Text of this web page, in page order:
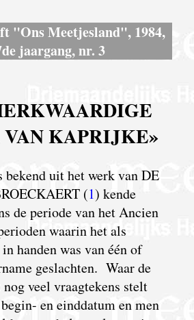
"Ons Meetjesland", 1984,
jaargang, nr. 3
KAPRIJKE»
bekend uit het werk van DE
(1) kende
de periode van het Ancien
waarin het als
handen was van één of
geslachten. Waarde
nog veel vraagtekens stelt
en einddatum en men